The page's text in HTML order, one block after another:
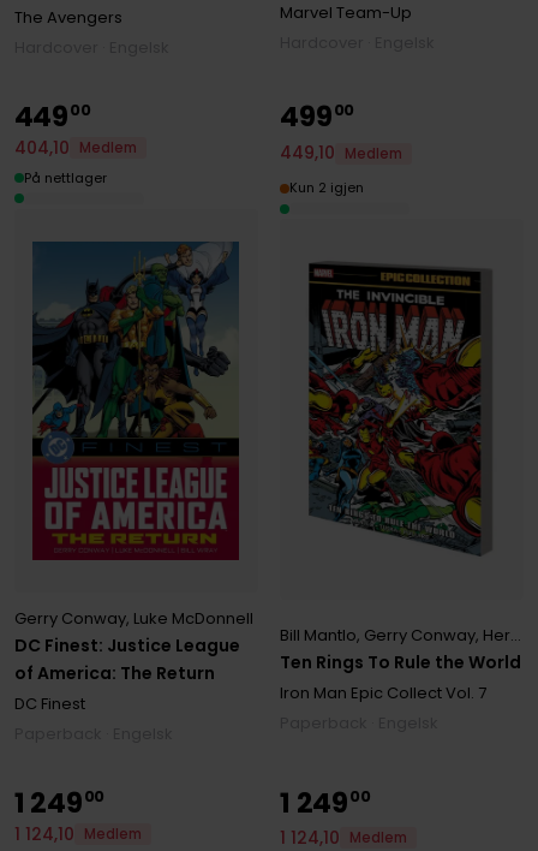
The Avengers
Marvel Team-Up
DC Finest: Justice League
of America: The Return
Gerry Conway, Luke McDonnell
DC Finest
44900
404,10
Medlem
På nettlager
Ten Rings To Rule the World
Bill Mantlo, Gerry Conway, Herb Trimpe
Iron Man Epic CollectVol. 7
49900
449,10
Medlem
Kun 2 igjen
1 24900
1 124,10
Medlem
1 24900
1 124,10
Medlem